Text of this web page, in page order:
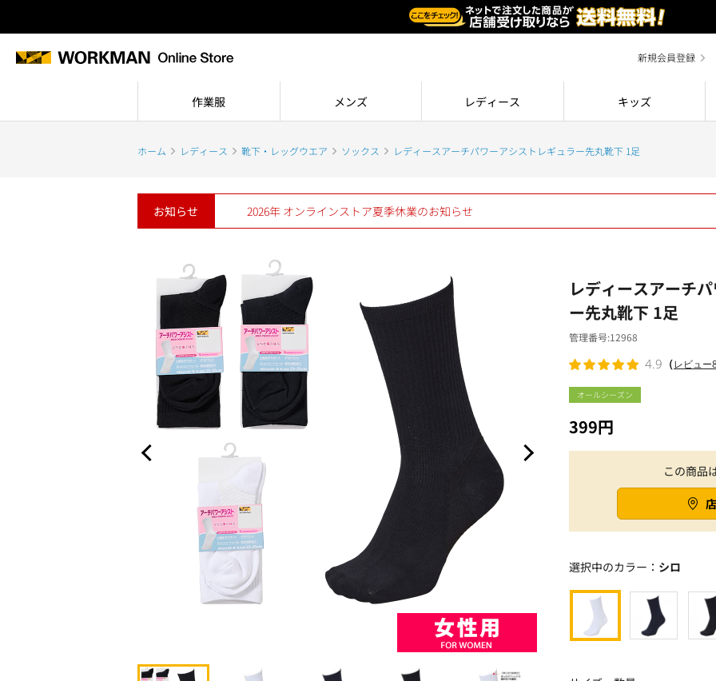
新規会員登録
作業服 メンズ レディース キッズ
ホーム レディース 靴下・レッグウエア ソックス レディースアーチパワーアシストレギュラー先丸靴下 1足
お知らせ 2026年 オンラインストア夏季休業のお知らせ
オールシーズン
この商品
レディースアーチ
ー先丸靴下 1足
399円
管理番号 12968
4.9 （レビュー
選択中のカラー： シロ